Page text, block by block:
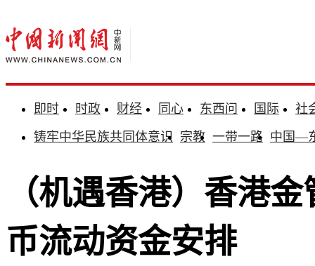
即时 时政 财经 同心 东西问 国际
社
铸牢中华民族共同体意识 宗教 一带一路 中国—
（机遇香港）香港
币流动资金安排